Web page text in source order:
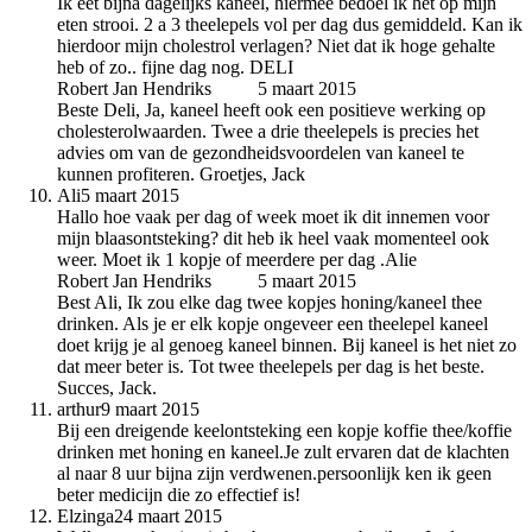
eten strooi. 2 a 3 theelepels vol per dag dus gemiddeld. Kan ik
hierdoor mijn cholestrol verlagen? Niet dat ik hoge gehalte
heb of zo.. fijne dag nog. DELI
Robert Jan Hendriks
5 maart 2015
Beste Deli, Ja, kaneel heeft ook een positieve werking op
cholesterolwaarden. Twee a drie theelepels is precies het
advies om van de gezondheidsvoordelen van kaneel te
kunnen profiteren. Groetjes, Jack
Ali5 maart 2015
Hallo hoe vaak per dag of week moet ik dit innemen voor
mijn blaasontsteking? dit heb ik heel vaak momenteel ook
weer. Moet ik 1 kopje of meerdere per dag .Alie
Robert Jan Hendriks
5 maart 2015
Best Ali, Ik zou elke dag twee kopjes honing/kaneel thee
drinken. Als je er elk kopje ongeveer een theelepel kaneel
doet krijg je al genoeg kaneel binnen. Bij kaneel is het niet zo
dat meer beter is. Tot twee theelepels per dag is het beste.
Succes, Jack.
arthur9 maart 2015
Bij een dreigende keelontsteking een kopje koffie thee/koffie
drinken met honing en kaneel.Je zult ervaren dat de klachten
al naar 8 uur bijna zijn verdwenen.persoonlijk ken ik geen
beter medicijn die zo effectief is!
Elzinga24 maart 2015